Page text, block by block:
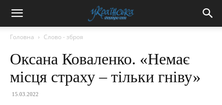
Головна Слово - зброя
Оксана Коваленко. «Немає
місця страху – тільки гніву»
15.03.2022